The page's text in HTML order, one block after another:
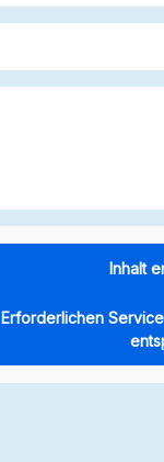
Inhalt
Erforderlichen